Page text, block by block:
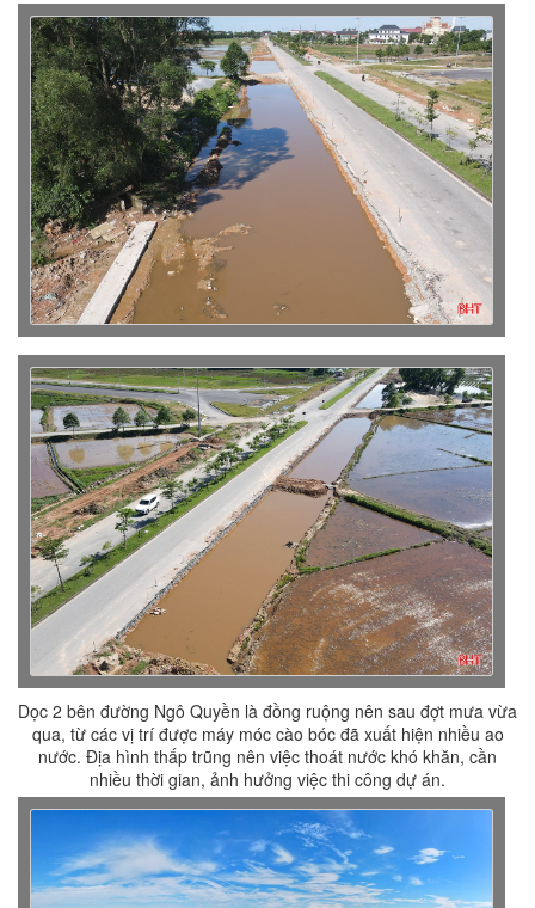
Dọc 2 bên đường Ngô Quyền là đồng ruộng nên sau đợt mưa vừa
qua, từ các vị trí được máy móc cào bóc đã xuất hiện nhiều ao
nước. Địa hình thấp trũng nên việc thoát nước khó khăn, cần
nhiều thời gian, ảnh hưởng việc thi công dự án.